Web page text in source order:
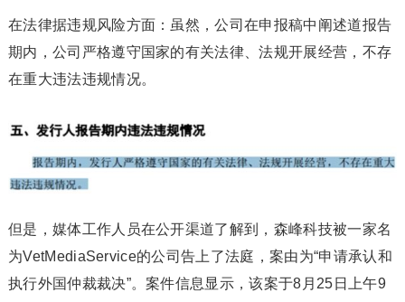
在法律据违规风险方面：虽然，公司在申报稿中阐述道报告
期内，公司严格遵守国家的有关法律、法规开展经营，不存
在重大违法违规情况。
但是，媒体工作人员在公开渠道了解到，森峰科技被一家名
为VetMediaService的公司告上了法庭，案由为“申请承认和
执行外国仲裁裁决”。案件信息显示，该案于8月25日上午9